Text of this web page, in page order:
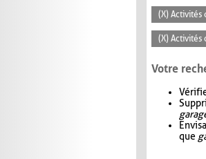
(X) Activités
(X) Activités
Votre
que